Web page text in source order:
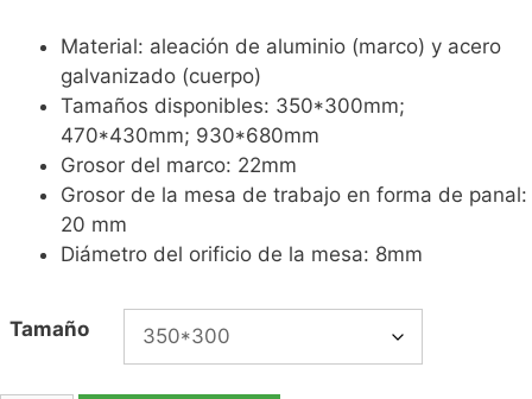
Material: aleación de aluminio (marco) y acero
galvanizado (cuerpo)
Tamaños disponibles: 350*300mm;
470*430mm; 930*680mm
Grosor del marco: 22mm
Grosor de la mesa de trabajo en forma de panal:
20 mm
Diámetro del orificio de la mesa: 8mm
Tamaño